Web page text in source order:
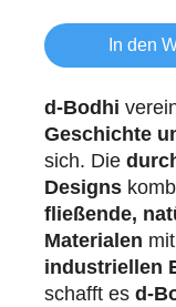
In den
d-Bodhi
Geschichte
sich. Die
Designs
fließende,
Materialen
industriellen
schafft es d-